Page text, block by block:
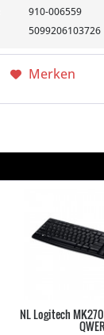
910-006559
5099206103726
Merken
NL Logitech